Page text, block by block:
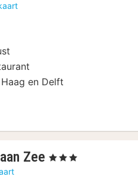
en Delft
Zee 1
, 3 Sterren